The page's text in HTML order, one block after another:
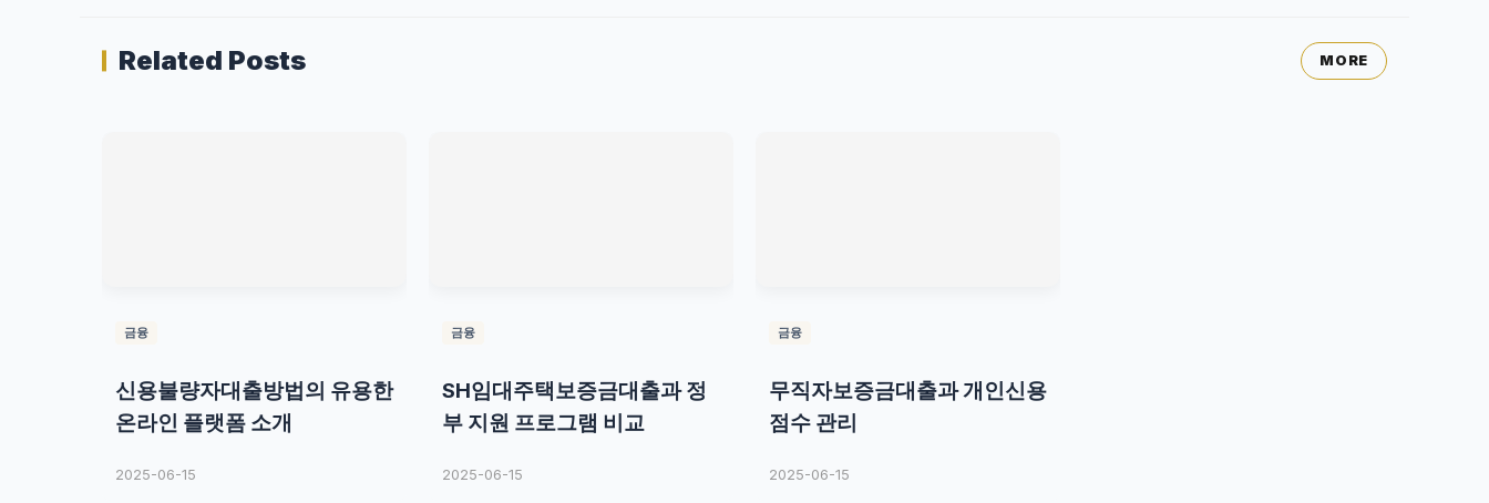
Related Posts MORE
금융
신용불량자대출방법의 유용한
온라인 플랫폼 소개
2025-06-15
금융
SH임대주택보증금대출과 정
부 지원 프로그램 비교
2025-06-15
금융
무직자보증금대출과 개인신용
점수 관리
2025-06-15